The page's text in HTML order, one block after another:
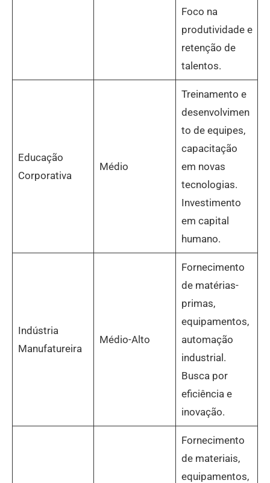
Foco na
produtividade e
retenção de
talentos.
Educação
Corporativa
Médio
Treinamento e
desenvolvimen
to de equipes,
capacitação
em novas
tecnologias.
Investimento
em capital
humano.
Indústria
Manufatureira
Médio-Alto
Fornecimento
de matérias-
primas,
equipamentos,
automação
industrial.
Busca por
eficiência e
inovação.
Fornecimento
de materiais,
equipamentos,